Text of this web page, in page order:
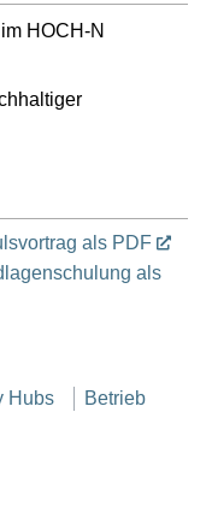
im HOCH-N
als PDF
als
Hubs
Betrieb